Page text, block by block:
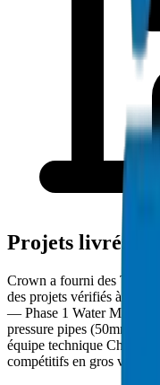
Projets livrés à
Crown a fourni des
des projets vérifiés à
— Phase 1 Water Mains :
pressure pipes
équipe technique Charjah
compétitifs en gros volume.